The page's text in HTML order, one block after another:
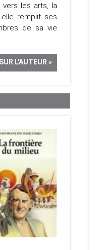
les arts, la
remplit ses
de sa vie
L'AUTEUR »